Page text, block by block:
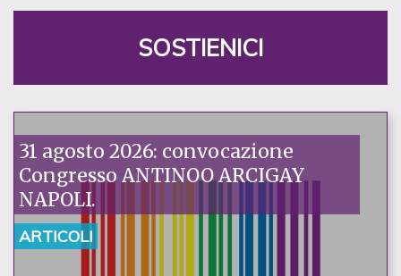
SOSTIENICI
31 agosto 2026: convocazione
Congresso ANTINOO ARCIGAY
NAPOLI.
ARTICOLI